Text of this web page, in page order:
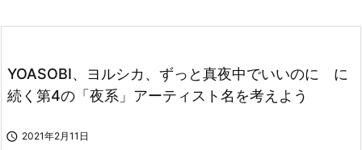
YOASOBI、ヨルシカ、ずっと真夜中でいいのに に
続く第4の「夜系」アーティスト名を考えよう
 2021年2月11日